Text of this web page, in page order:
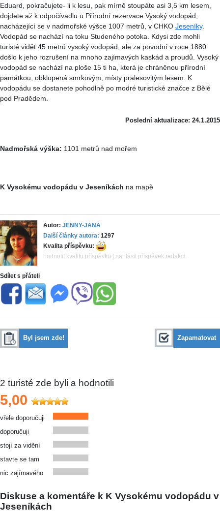
Eduard, pokračujete- li k lesu, pak mírně stoupáte asi 3,5 km lesem,
dojdete až k odpočívadlu u Přírodní rezervace Vysoký vodopád,
nacházející se v nadmořské výšce 1007 metrů, v CHKO Jeseníky.
Vodopád se nachází na toku Studeného potoka. Kdysi zde mohli
turisté vidět 45 metrů vysoký vodopád, ale za povodní v roce 1880
došlo k jeho rozrušení na mnoho zajímavých kaskád a proudů. Vysoký
vodopád se nachází na ploše 15 ti ha, která je chráněnou přírodní
památkou, obklopená smrkovým, místy pralesovitým lesem. K
vodopádu se dostanete pohodlně po modré turistické značce z Bělé
pod Pradědem.
Poslední aktualizace: 24.1.2015
Nadmořská výška: 1101 metrů nad mořem
K Vysokému vodopádu v Jeseníkách na mapě
Autor: JENNY-JANA
Další články autora: 1297
Kvalita příspěvku:
hodnotit kvalitu příspěvku
nahlásit příspěvek redakci
Sdílet s přáteli
Byl jsem zde! Zapamatovat
2 turisté zde byli a hodnotili
5,00
vřele doporučuji
doporučuji
stojí za vidění
stavte se tam
nic zajímavého
Diskuse a komentáře k K Vysokému vodopádu v
Jeseníkách